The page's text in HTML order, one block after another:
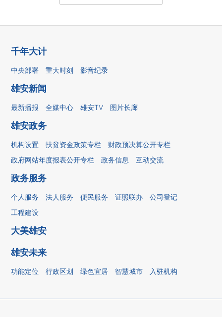
千年大计
中央部署 重大时刻 影音纪录
雄安新闻
最新播报 全媒中心 雄安TV 图片长廊
雄安政务
机构设置 扶贫资金政策专栏
财政预决算公开专栏
政府网站年度报表公开专栏
政务信息 互动交流
政务服务
个人服务 法人服务 便民服务 证照联办
公司登记
工程建设
大美雄安
雄安未来
功能定位 行政区划 绿色宜居 智慧城市 入驻机构